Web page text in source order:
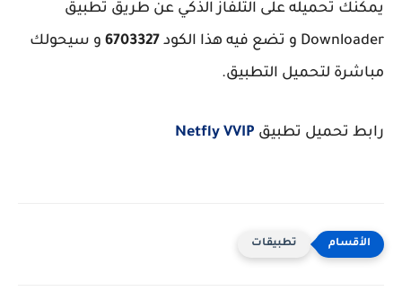
يمكنك تحميله على التلفاز الذكي عن طريق تطبيق
Downloader و تضع فيه هذا الكود
6703327 و سيحولك
مباشرة لتحميل التطبيق.
رابط تحميل تطبيق Netfly VVIP
تطبيقات